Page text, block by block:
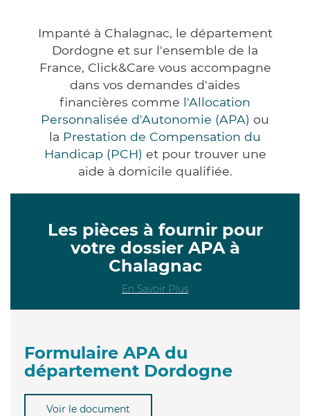
Impanté à Chalagnac, le département
Dordogne et sur l'ensemble de la
France, Click&Care vous accompagne
dans vos demandes d'aides
financières comme l'Allocation
Personnalisée d'Autonomie (APA) ou
la Prestation de Compensation du
Handicap (PCH) et pour trouver une
aide à domicile qualifiée.
Les pièces à fournir pour
votre dossier APA à
Chalagnac
En Savoir Plus
Formulaire APA du
département Dordogne
Voir le document